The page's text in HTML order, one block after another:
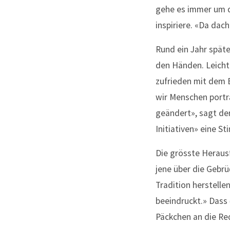
gehe es immer um
inspiriere. «Da
Rund ein Jahr
den Händen.
zufrieden mit dem
wir Menschen
geändert», sagt
Initiativen» eine
Die grösste
jene über die
Tradition
beeindruckt.»
Päckchen an die